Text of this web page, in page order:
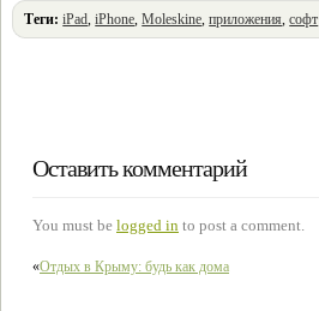
Теги: iPad,iPhone,Moleskine,приложения,софт
Оставить комментарий
You must be logged in to post a comment.
«Отдых в Крыму: будь как дома